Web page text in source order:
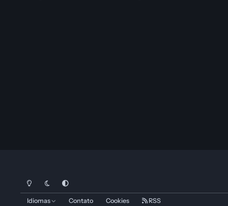
Modo ClaroDark ModeSystem Preference
Idiomas Contato Cookies RSS